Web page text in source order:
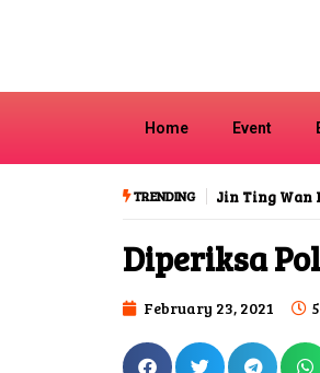
Home Event
TRENDING Jin Ting Wan
Diperiksa
February 23, 2021